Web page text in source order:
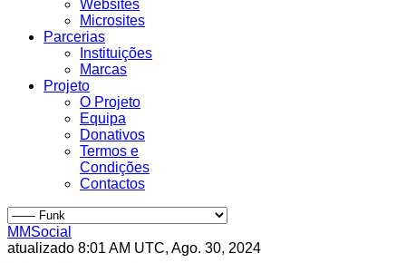
Websites
Microsites
Parcerias
Instituições
Marcas
Projeto
O Projeto
Equipa
Donativos
Termos e
Condições
Contactos
MMSocial
atualizado 8:01 AM UTC, Ago. 30, 2024